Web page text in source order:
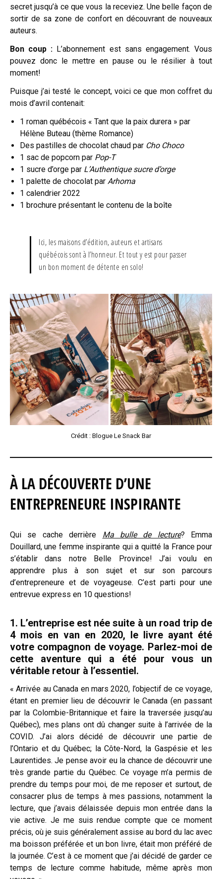
secret jusqu’à ce que vous la receviez. Une belle façon de
sortir de sa zone de confort en découvrant de nouveaux
auteurs.
Bon coup : L’abonnement est sans engagement. Vous
pouvez donc le mettre en pause ou le résilier à tout
moment!
Puisque j’ai testé le concept, voici ce que mon coffret du
mois d’avril contenait:
1 roman québécois « Tant que la paix durera » par
Hélène Buteau (thème Romance)
Des pastilles de chocolat chaud par Cho Choco
1 sac de popcorn par Pop-T
1 sucre d’orge par L’Authentique sucre d’orge
1 palette de chocolat par Arhoma
1 calendrier 2022
1 brochure présentant le contenu de la boîte
Ici, les maisons d’édition, auteurs et artisans
québécois sont à l’honneur. Et tout y est pour passer
un bon moment de détente en solo!
Crédit : Blogue Le Snack Bar
À LA DÉCOUVERTE D’UNE
ENTREPRENEURE INSPIRANTE
Qui se cache derrière Ma bulle de lecture? Emma
Douillard, une femme inspirante qui a quitté la France pour
s’établir dans notre Belle Province! J’ai voulu en
apprendre plus à son sujet et sur son parcours
d’entrepreneure et de voyageuse. C’est parti pour une
entrevue express en 10 questions!
1. L’entreprise est née suite à un road trip de
4 mois en van en 2020, le livre ayant été
votre compagnon de voyage. Parlez-moi de
cette aventure qui a été pour vous un
véritable retour à l’essentiel.
« Arrivée au Canada en mars 2020, l’objectif de ce voyage,
étant en premier lieu de découvrir le Canada (en passant
par la Colombie-Britannique et faire la traversée jusqu’au
Québec), mes plans ont dû changer suite à l’arrivée de la
COVID. J’ai alors décidé de découvrir une partie de
l’Ontario et du Québec; la Côte-Nord, la Gaspésie et les
Laurentides. Je pense avoir eu la chance de découvrir une
très grande partie du Québec. Ce voyage m’a permis de
prendre du temps pour moi, de me reposer et surtout, de
consacrer plus de temps à mes passions, notamment la
lecture, que j’avais délaissée depuis mon entrée dans la
vie active. Je me suis rendue compte que ce moment
précis, où je suis généralement assise au bord du lac avec
ma boisson préférée et un bon livre, était mon préféré de
la journée. C’est à ce moment que j’ai décidé de garder ce
temps de lecture comme habitude, même après mon